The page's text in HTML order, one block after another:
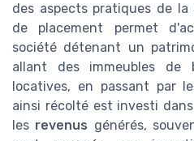
des aspects pratiques de
de placement permet
société détenant un
allant des immeubles de
locatives, en passant par
ainsi récolté est investi
les revenus générés,